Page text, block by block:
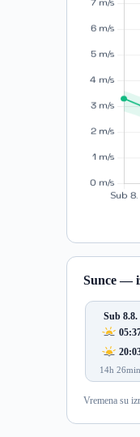
Sunce —
Sub 8.8.
14h 26min
Vremena su